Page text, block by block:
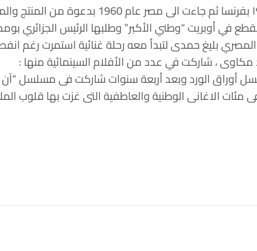
ومن الجدير بالذكر أن المطربة وردة ولدت في 22
أوراق الورد وبعد أربعة سنوات شاركت فى مسلسل “آن